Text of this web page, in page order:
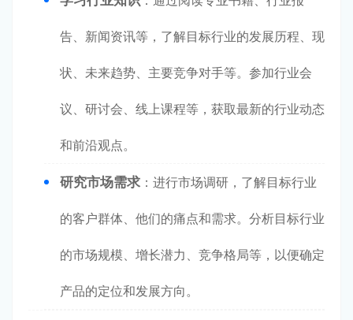
告、新闻资讯等，了解目标行业的发展历程、现
状、未来趋势、主要竞争对手等。参加行业会
议、研讨会、线上课程等，获取最新的行业动态
和前沿观点。
研究市场需求 ：进行市场调研，了解目标行业
的客户群体、他们的痛点和需求。分析目标行业
的市场规模、增长潜力、竞争格局等，以便确定
产品的定位和发展方向。